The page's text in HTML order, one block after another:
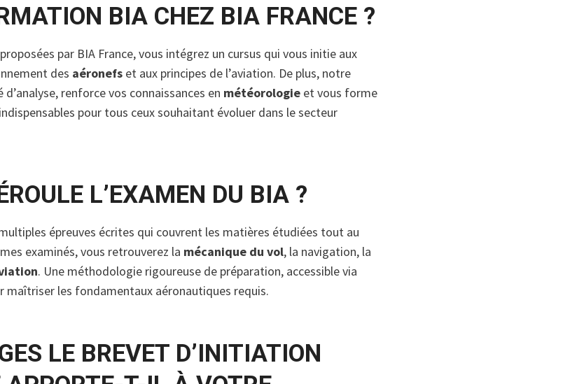
BIA CHEZ BIA FRANCE ?
par BIA France, vous intégrez un cursus qui vous initie aux
des aéronefs et aux principes de l’aviation. De plus, notre
renforce vos connaissances en météorologie et vous forme
pour tous ceux souhaitant évoluer dans le secteur
L’EXAMEN DU BIA ?
épreuves écrites qui couvrent les matières étudiées tout au
examinés, vous retrouverez la mécanique du vol, la navigation, la
. Une méthodologie rigoureuse de préparation, accessible via
les fondamentaux aéronautiques requis.
LE BREVET D’INITIATION